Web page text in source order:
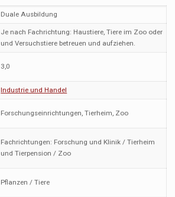
Duale Ausbildung
Je nach Fachrichtung: Haustiere, Tiere im Zoo oder
und Versuchstiere betreuen und aufziehen.
3,0
Industrie und Handel
Forschungseinrichtungen, Tierheim, Zoo
Fachrichtungen: Forschung und Klinik / Tierheim
und Tierpension / Zoo
Pflanzen / Tiere